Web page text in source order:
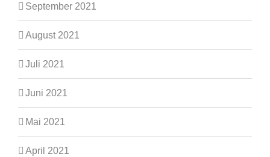
September 2021
August 2021
Juli 2021
Juni 2021
Mai 2021
April 2021